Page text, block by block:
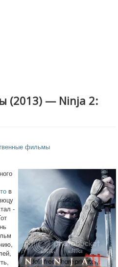
(2013) — Ninja 2:
фильмы
в
-